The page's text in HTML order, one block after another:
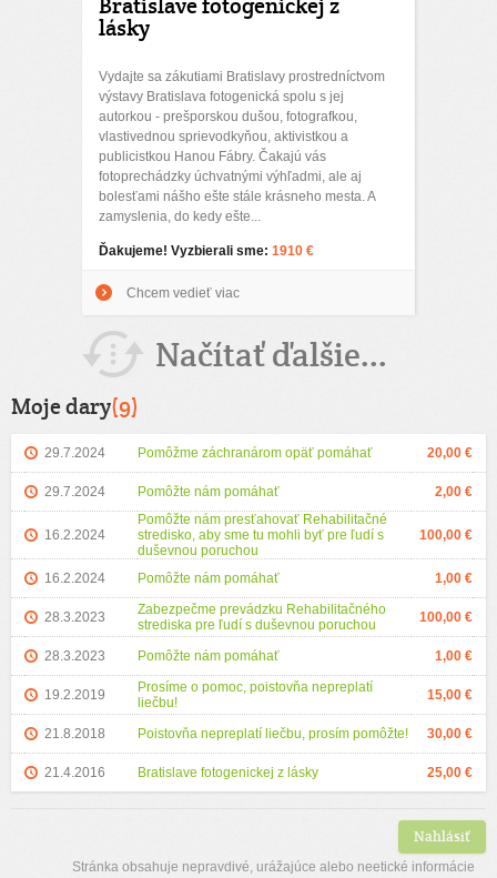
lásky
Vydajte sa zákutiami Bratislavy prostredníctvom
výstavy Bratislava fotogenická spolu s jej
autorkou - prešporskou dušou, fotografkou,
vlastivednou sprievodkyňou, aktivistkou a
publicistkou Hanou Fábry. Čakajú vás
fotoprechádzky úchvatnými výhľadmi, ale aj
bolesťami nášho ešte stále krásneho mesta. A
zamyslenia, do kedy ešte...
Ďakujeme! Vyzbierali sme: 1910 €
Chcem vedieť viac
Načítať ďalšie...
Moje dary(9)
29.7.2024 Pomôžme záchranárom opäť pomáhať 20,00 €
29.7.2024 Pomôžte nám pomáhať 2,00 €
16.2.2024
Pomôžte nám presťahovať Rehabilitačné
stredisko, aby sme tu mohli byť pre ľudí s
duševnou poruchou
100,00 €
16.2.2024 Pomôžte nám pomáhať 1,00 €
28.3.2023
Zabezpečme prevádzku Rehabilitačného
strediska pre ľudí s duševnou poruchou
100,00 €
28.3.2023 Pomôžte nám pomáhať 1,00 €
19.2.2019
Prosíme o pomoc, poistovňa nepreplatí
liečbu!
15,00 €
21.8.2018 Poistovňa nepreplatí liečbu, prosím pomôžte! 30,00 €
21.4.2016 Bratislave fotogenickej z lásky 25,00 €
Nahlásiť
Stránka obsahuje nepravdivé, urážajúce alebo neetické informácie